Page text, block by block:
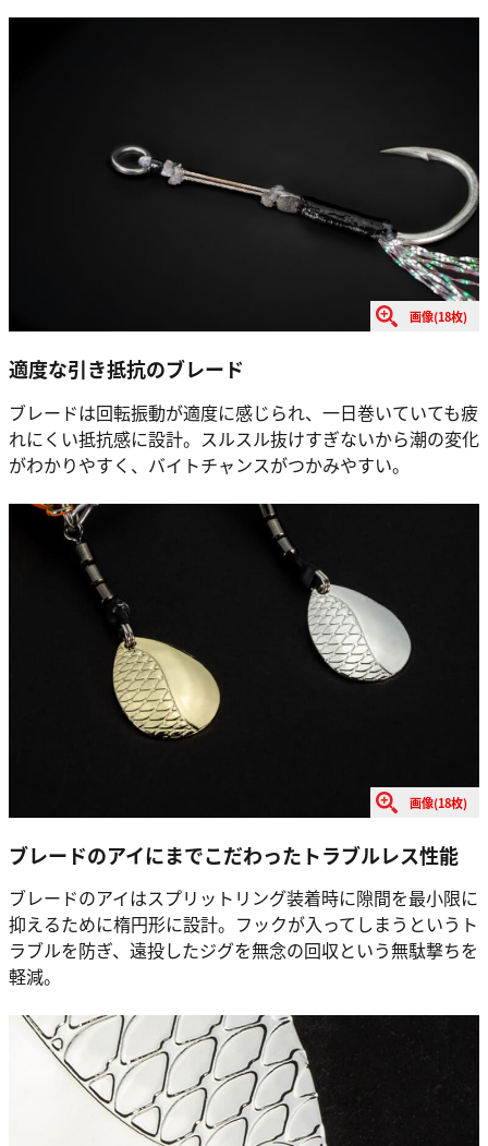
画像(18枚)
適度な引き抵抗のブレード
ブレードは回転振動が適度に感じられ、一日巻いていても疲
れにくい抵抗感に設計。スルスル抜けすぎないから潮の変化
がわかりやすく、バイトチャンスがつかみやすい。
画像(18枚)
ブレードのアイにまでこだわったトラブルレス性能
ブレードのアイはスプリットリング装着時に隙間を最小限に
抑えるために楕円形に設計。フックが入ってしまうというト
ラブルを防ぎ、遠投したジグを無念の回収という無駄撃ちを
軽減。